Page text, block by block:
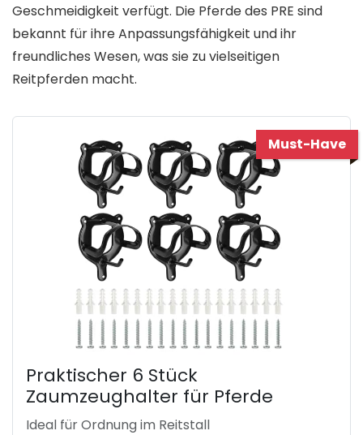
Geschmeidigkeit verfügt. Die Pferde des PRE sind
bekannt für ihre Anpassungsfähigkeit und ihr
freundliches Wesen, was sie zu vielseitigen
Reitpferden macht.
Must-Have
Praktischer 6 Stück
Zaumzeughalter für Pferde
Ideal für Ordnung im Reitstall